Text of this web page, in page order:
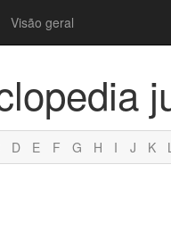
Visão geral
D E F G H I J K